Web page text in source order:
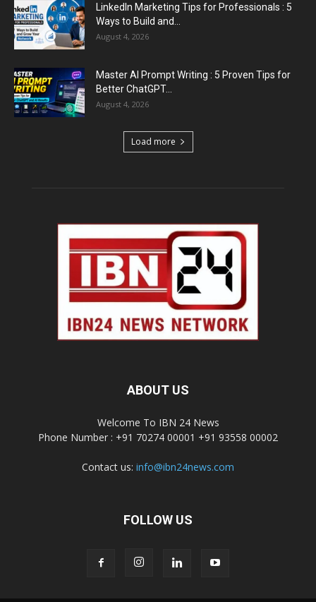
LinkedIn Marketing Tips for Professionals : 5
Ways to Build and...
August 4, 2026
Master AI Prompt Writing : 5 Proven Tips for
Better ChatGPT...
August 4, 2026
Load more
ABOUT US
Welcome To IBN 24 News
Phone Number : +91 70274 00001 +91 93558 00002
Contact us: info@ibn24news.com
FOLLOW US